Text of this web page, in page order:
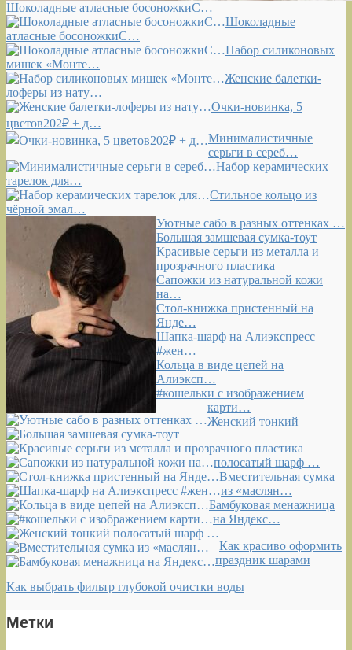
Шоколадные атласные босоножкиС…
Шоколадные
атласные босоножкиС…
Набор силиконовых
мишек «Монте…
Женские балетки-
лоферы из нату…
Очки-новинка, 5
цветов202₽ + д…
Минималистичные
серьги в сереб…
Набор керамических
тарелок для…
Стильное кольцо из
чёрной эмал…
Уютные сабо в разных оттенках …
Большая замшевая сумка-тоут
Красивые серьги из металла и
прозрачного пластика
Сапожки из натуральной кожи
на…
Стол-книжка пристенный на
Янде…
Шапка-шарф на Алиэкспресс
#жен…
Кольца в виде цепей на
Алиэксп…
#кошельки с изображением
карти…
Женский тонкий
полосатый шарф …
Вместительная сумка
из «маслян…
Бамбуковая менажница
на Яндекс…
Как красиво оформить
праздник шарами
Как выбрать фильтр глубокой очистки воды
Метки